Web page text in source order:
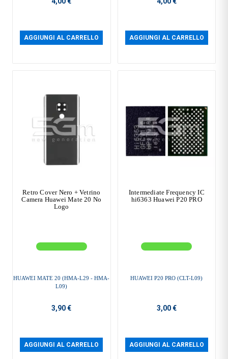
AGGIUNGI AL CARRELLO AGGIUNGI AL CARRELLO
Retro Cover Nero + Vetrino
Camera Huawei Mate 20 No
Logo
HUAWEI MATE 20 (HMA-L29 - HMA-
L09)
3,90 €
AGGIUNGI AL CARRELLO
Intermediate Frequency IC
hi6363 Huawei P20 PRO
HUAWEI P20 PRO (CLT-L09)
3,00 €
AGGIUNGI AL CARRELLO